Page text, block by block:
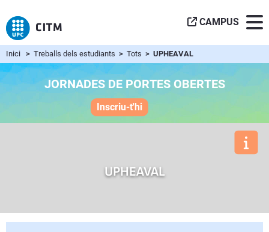
CAMPUS
Inici > Treballs dels estudiants > Tots > UPHEAVAL
JORNADES DE PORTES OBERTES
Inscriu-t'hi
UPHEAVAL